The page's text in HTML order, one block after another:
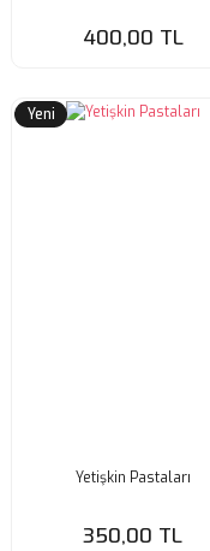
400,00 TL
Yeni
Yetişkin Pastaları
350,00 TL